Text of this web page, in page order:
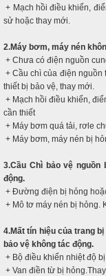
+ Mạch hồi điều khiển,
sử hoặc thay mới.
2.Máy bơm, máy nén
+ Chưa có điện nguồn
+ Cầu chì của điện nguồn
thiết bị bảo vệ, thay mới.
+ Mạch hồi điều khiển,
cần thiết
+ Máy bơm quá tải, rơle
+ Máy bơm, máy nén bị
3.Cầu Chì bảo vệ
động.
+ Đường điện bị hỏng
+ Mô tơ máy nén bị hỏng.
4.Mất tín hiệu của trang
bảo vệ không tác động.
+ Bộ điều khiển nhiệt độ
+ Van điền từ bị